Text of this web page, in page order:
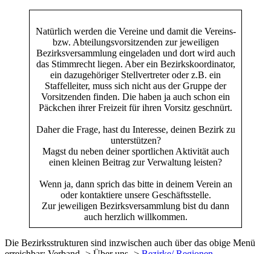
Natürlich werden die Vereine und damit die Vereins-
bzw. Abteilungsvorsitzenden zur jeweiligen
Bezirksversammlung eingeladen und dort wird auch
das Stimmrecht liegen. Aber ein Bezirkskoordinator,
ein dazugehöriger Stellvertreter oder z.B. ein
Staffelleiter, muss sich nicht aus der Gruppe der
Vorsitzenden finden. Die haben ja auch schon ein
Päckchen ihrer Freizeit für ihren Vorsitz geschnürt.
Daher die Frage, hast du Interesse, deinen Bezirk zu
unterstützen?
Magst du neben deiner sportlichen Aktivität auch
einen kleinen Beitrag zur Verwaltung leisten?
Wenn ja, dann sprich das bitte in deinem Verein an
oder kontaktiere unsere Geschäftsstelle.
Zur jeweiligen Bezirksversammlung bist du dann
auch herzlich willkommen.
Die Bezirksstrukturen sind inzwischen auch über das obige Menü